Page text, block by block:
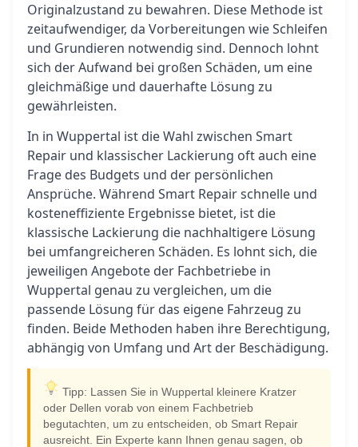
Originalzustand zu bewahren. Diese Methode ist
zeitaufwendiger, da Vorbereitungen wie Schleifen
und Grundieren notwendig sind. Dennoch lohnt
sich der Aufwand bei großen Schäden, um eine
gleichmäßige und dauerhafte Lösung zu
gewährleisten.
In in Wuppertal ist die Wahl zwischen Smart
Repair und klassischer Lackierung oft auch eine
Frage des Budgets und der persönlichen
Ansprüche. Während Smart Repair schnelle und
kosteneffiziente Ergebnisse bietet, ist die
klassische Lackierung die nachhaltigere Lösung
bei umfangreicheren Schäden. Es lohnt sich, die
jeweiligen Angebote der Fachbetriebe in
Wuppertal genau zu vergleichen, um die
passende Lösung für das eigene Fahrzeug zu
finden. Beide Methoden haben ihre Berechtigung,
abhängig von Umfang und Art der Beschädigung.
Tipp: Lassen Sie in Wuppertal kleinere Kratzer
oder Dellen vorab von einem Fachbetrieb
begutachten, um zu entscheiden, ob Smart Repair
ausreicht. Ein Experte kann Ihnen genau sagen, ob